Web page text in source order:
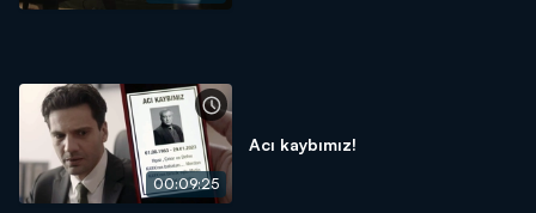
00:09:25
Acı kaybımız!